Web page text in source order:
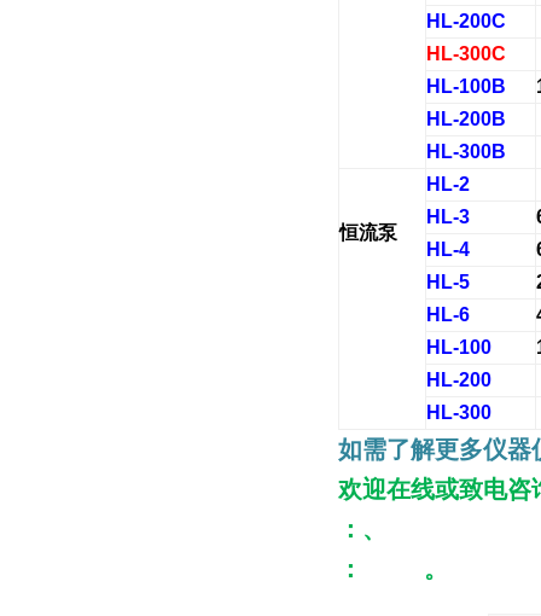
HL-200C
HL-300C
HL-100B
HL-200B
HL-300B
恒流泵
HL-2
HL-3
HL-4
HL-5
HL-6
HL-100
HL-200
HL-300
如需了解更多仪器
欢迎在线或致电咨
： 、
：
。